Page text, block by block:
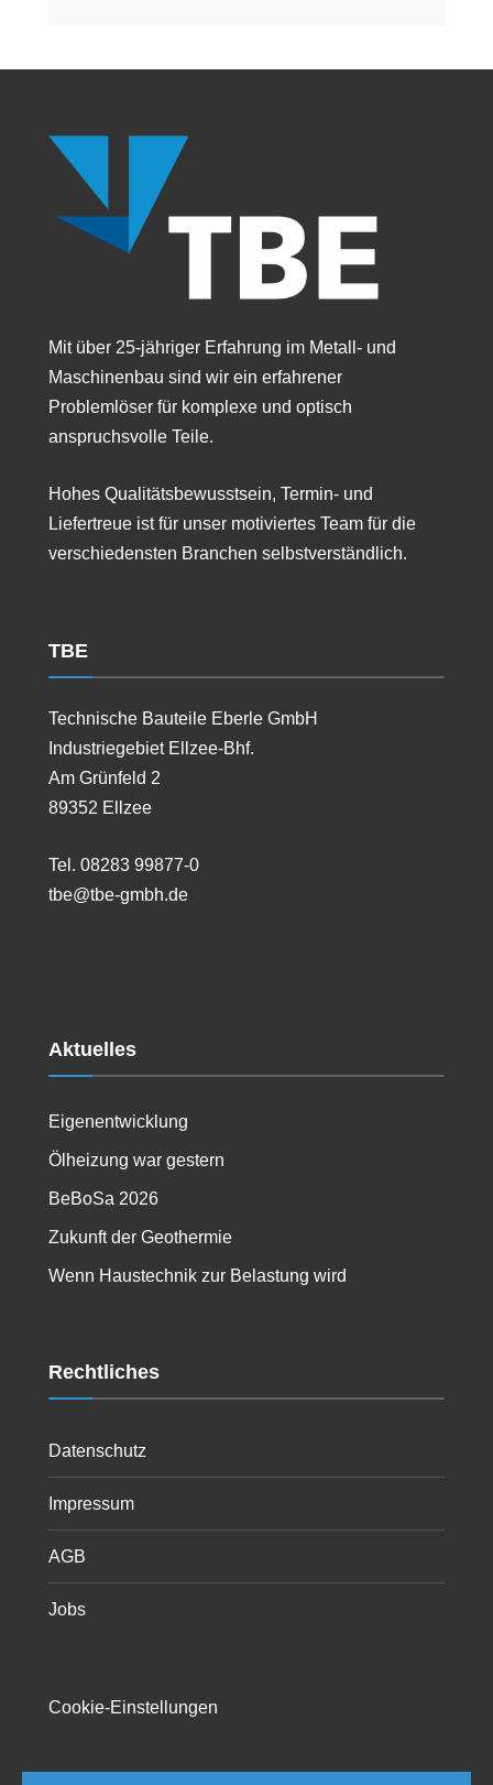
Mit über 25-jähriger Erfahrung im Metall- und
Maschinenbau sind wir ein erfahrener
Problemlöser für komplexe und optisch
anspruchsvolle Teile.
Hohes Qualitätsbewusstsein, Termin- und
Liefertreue ist für unser motiviertes Team für die
verschiedensten Branchen selbstverständlich.
TBE
Technische Bauteile Eberle GmbH
Industriegebiet Ellzee-Bhf.
Am Grünfeld 2
89352 Ellzee
Tel. 08283 99877-0
tbe@tbe-gmbh.de
Aktuelles
Eigenentwicklung
Ölheizung war gestern
BeBoSa 2026
Zukunft der Geothermie
Wenn Haustechnik zur Belastung wird
Rechtliches
Datenschutz
Impressum
AGB
Jobs
Cookie-Einstellungen